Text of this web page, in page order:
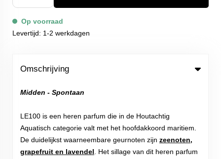
Op voorraad
Levertijd: 1-2 werkdagen
Omschrijving
Midden - Spontaan
LE100 is een heren parfum die in de Houtachtig
Aquatisch categorie valt met het hoofdakkoord maritiem.
De duidelijkst waarneembare geurnoten zijn zeenoten,
grapefruit en lavendel . Het sillage van dit heren parfum